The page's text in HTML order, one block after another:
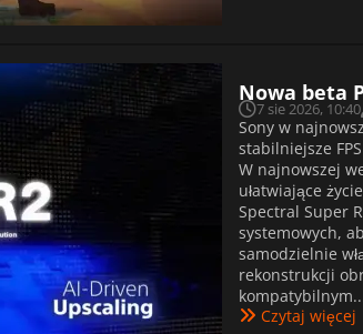
Nowa beta
7 sie 2026, 10:40
Sony w
stabilniejsze
W najnowszej
ułatwiające
Spectral Super
systemowych,
samodzielnie
rekonstrukcji
Czytaj więcej